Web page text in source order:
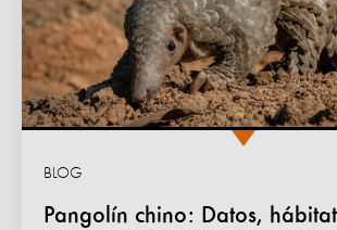
Pangolín chino: Datos,
BLOG